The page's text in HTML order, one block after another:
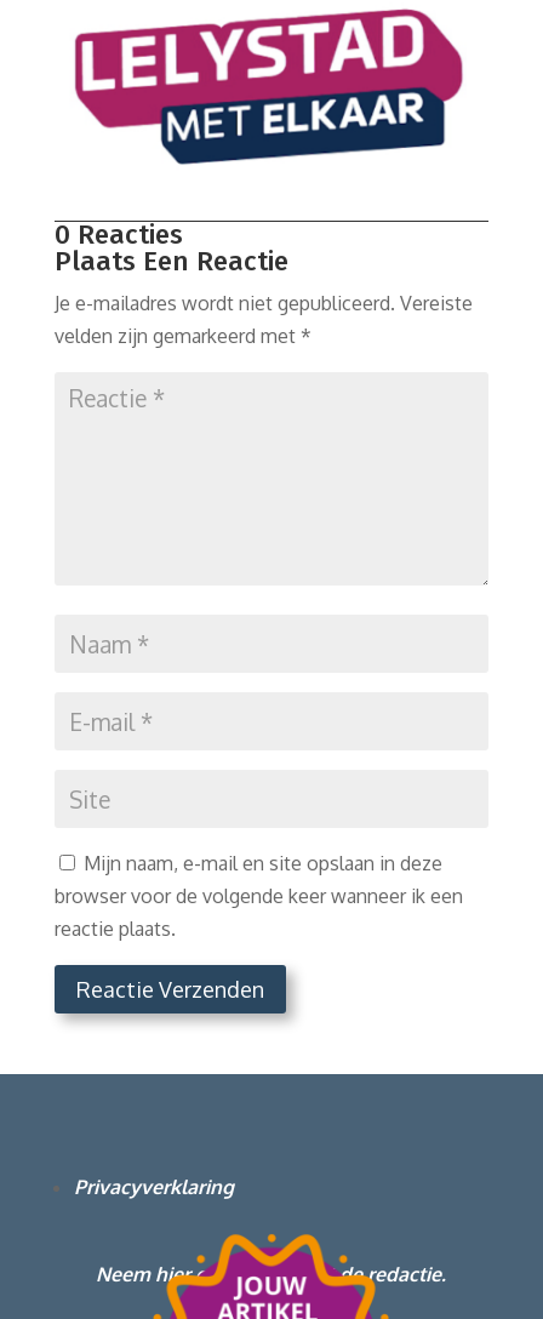
0 Reacties
Plaats Een Reactie
Je e-mailadres wordt niet gepubliceerd. Vereiste
velden zijn gemarkeerd met *
Mijn naam, e-mail en site opslaan in deze
browser voor de volgende keer wanneer ik een
reactie plaats.
Reactie Verzenden
Privacyverklaring
Neem hier contact op met de redactie.